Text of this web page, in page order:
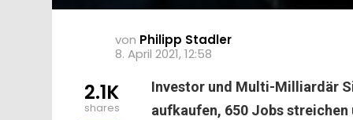
von Philipp Stadler
8. April 2021, 12:58
Investor und Multi-Milliardär
aufkaufen, 650 Jobs streichen
2.1K
shares